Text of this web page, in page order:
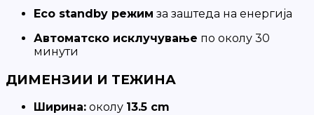
Eco standby режим за заштеда на енергија
Автоматско исклучување по околу 30
минути
ДИМЕНЗИИ И ТЕЖИНА
Ширина: околу 13.5 cm